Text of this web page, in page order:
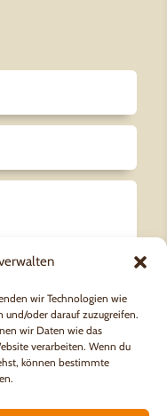
wir Technologien wie
und/oder darauf zuzugreifen.
wir Daten wie das
verarbeiten. Wenn du
können bestimmte